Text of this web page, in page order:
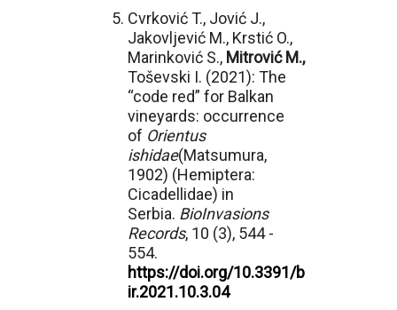
Cvrković T., Jović J.,
Jakovljević M., Krstić O.,
Marinković S., Mitrović M.,
Toševski I. (2021): The
“code red” for Balkan
vineyards: occurrence
of Orientus
ishidae(Matsumura,
1902) (Hemiptera:
Cicadellidae) in
Serbia. BioInvasions
Records, 10 (3), 544 -
554.
https://doi.org/10.3391/b
ir.2021.10.3.04